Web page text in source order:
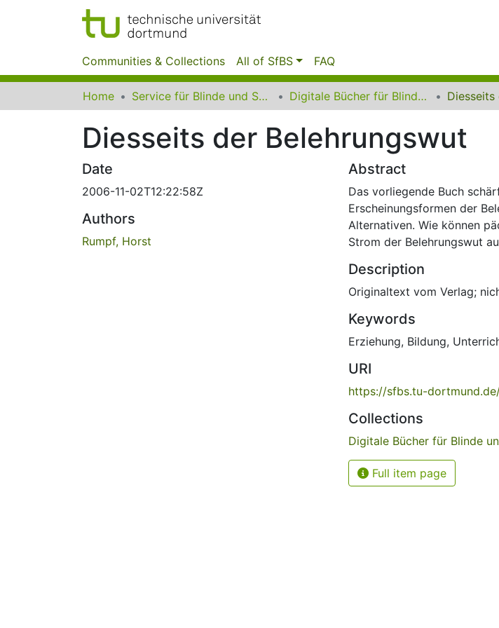
Communities & Collections All of SfBS FAQ
Home Service für Blinde und Sehbehinderte der UB Dortmund Digitale Bücher für Blinde und Sehbehinderte
Diesseits der Belehrungswut
Date
2006-11-02T12:22:58Z
Authors
Rumpf, Horst
Abstract
Das vorliegende Buch
Erscheinungsformen der
Alternativen. Wie können
Strom der Belehrungswut
Description
Originaltext vom Verlag;
Keywords
Erziehung, Bildung,
URI
https://sfbs.tu-
Collections
Digitale Bücher für Blinde
Full item page